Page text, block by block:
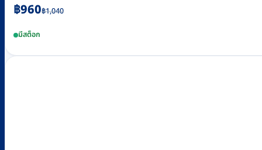
฿1,040
Original
price
was:
฿1,040.
฿960
Current
price
is:
฿960.
มีสต็อก